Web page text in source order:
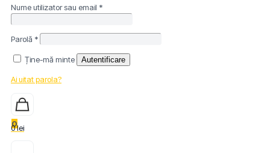
Nume utilizator sau email *
Parolă *
Ține-mă minte Autentificare
Ai uitat parola?
0
0 lei